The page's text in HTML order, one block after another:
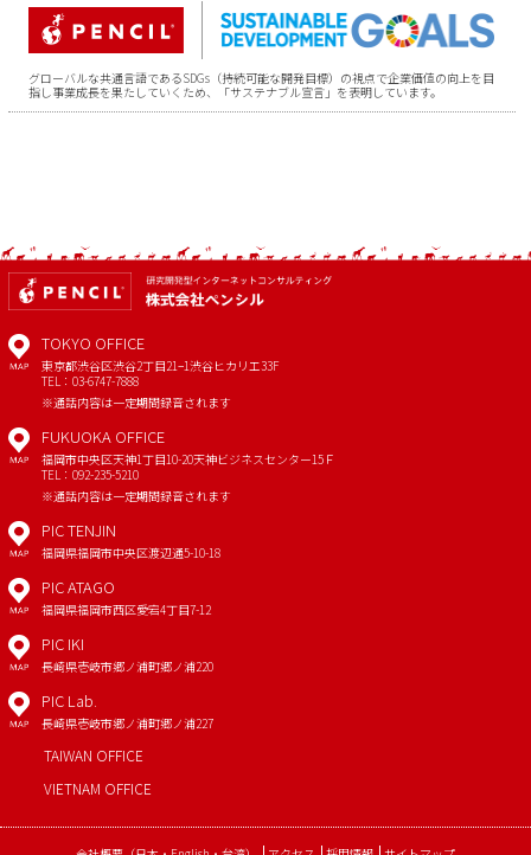
グローバルな共通言語であるSDGs（持続可能な開発目標）の視点で企業価値の向上を目
指し事業成長を果たしていくため、「サステナブル宣言」を表明しています。
MAP
TOKYO OFFICE
東京都渋谷区渋谷2丁目21−1渋谷ヒカリエ33F
TEL：03-6747-7888
※通話内容は一定期間録音されます
MAP
FUKUOKA OFFICE
福岡市中央区天神1丁目10-20天神ビジネスセンター15Ｆ
TEL：092-235-5210
※通話内容は一定期間録音されます
MAP
PIC TENJIN
福岡県福岡市中央区渡辺通5-10-18
MAP
PIC ATAGO
福岡県福岡市西区愛宕4丁目7-12
MAP
PIC IKI
長崎県壱岐市郷ノ浦町郷ノ浦220
MAP
PIC Lab.
長崎県壱岐市郷ノ浦町郷ノ浦227
TAIWAN OFFICE
VIETNAM OFFICE